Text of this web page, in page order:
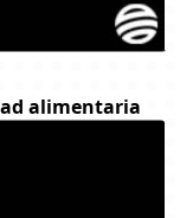
alimentaria